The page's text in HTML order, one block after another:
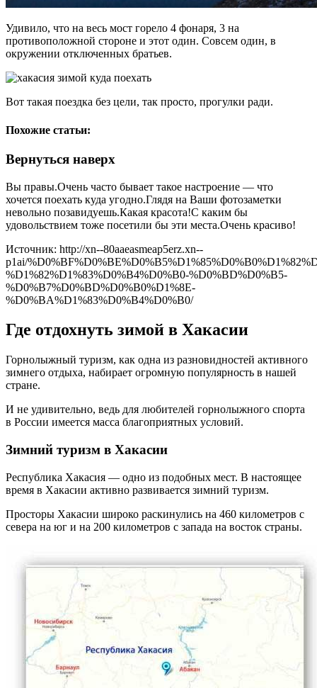
Удивило, что на весь мост горело 4 фонаря, 3 на
противоположной стороне и этот один. Совсем один, в
окружении отключенных братьев.
Вот такая поездка без цели, так просто, прогулки ради.
Похожие статьи:
Вернуться наверх
Вы правы.Очень часто бывает такое настроение — что
хочется поехать куда угодно.Глядя на Ваши фотозаметки
невольно позавидуешь.Какая красота!С каким бы
удовольствием тоже посетили бы эти места.Очень красиво!
Источник: http://xn--80aaeasmeap5erz.xn--
p1ai/
%D1%82%D1%83%D0%B4%D0%B0-%D0%BD%D0%B5-
%D0%B7%D0%BD%D0%B0%D1%8E-
%D0%BA%D1%83%D0%B4%D0%B0/
Где отдохнуть зимой в Хакасии
Горнолыжный туризм, как одна из разновидностей активного
зимнего отдыха, набирает огромную популярность в нашей
стране.
И не удивительно, ведь для любителей горнолыжного спорта
в России имеется масса благоприятных условий.
Зимний туризм в Хакасии
Республика Хакасия — одно из подобных мест. В настоящее
время в Хакасии активно развивается зимний туризм.
Просторы Хакасии широко раскинулись на 460 километров с
севера на юг и на 200 километров с запада на восток страны.